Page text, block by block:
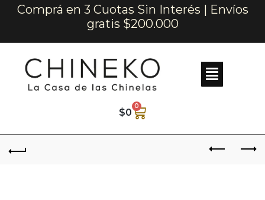
Comprá en 3 Cuotas Sin Interés | Envíos
gratis $200.000
$0
0